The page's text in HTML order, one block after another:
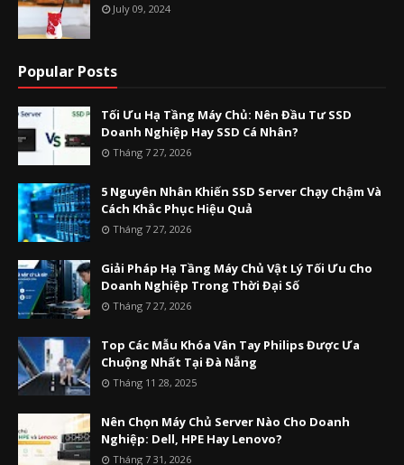
July 09, 2024
Popular Posts
Tối Ưu Hạ Tầng Máy Chủ: Nên Đầu Tư SSD
Doanh Nghiệp Hay SSD Cá Nhân?
Tháng 7 27, 2026
5 Nguyên Nhân Khiến SSD Server Chạy Chậm Và
Cách Khắc Phục Hiệu Quả
Tháng 7 27, 2026
Giải Pháp Hạ Tầng Máy Chủ Vật Lý Tối Ưu Cho
Doanh Nghiệp Trong Thời Đại Số
Tháng 7 27, 2026
Top Các Mẫu Khóa Vân Tay Philips Được Ưa
Chuộng Nhất Tại Đà Nẵng
Tháng 11 28, 2025
Nên Chọn Máy Chủ Server Nào Cho Doanh
Nghiệp: Dell, HPE Hay Lenovo?
Tháng 7 31, 2026